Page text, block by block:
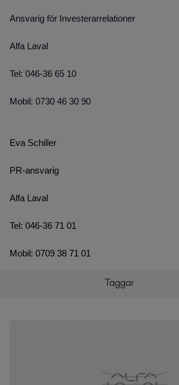
Ansvarig för Investerarrelationer
Alfa Laval
Tel: 046-36 65 10
Mobil: 0730 46 30 90
Eva Schiller
PR-ansvarig
Alfa Laval
Tel: 046-36 71 01
Mobil: 0709 38 71 01
Taggar